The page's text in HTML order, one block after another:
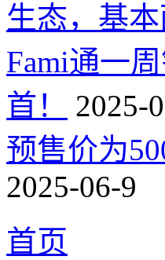
生态，基
Fami通一
首！
2025-
预售价为
2025-06-9
首页